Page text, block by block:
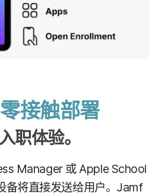
零接触部署
职​体验。
Manager 或Apple School
备​将​直接​发送​给​用户。 Jamf